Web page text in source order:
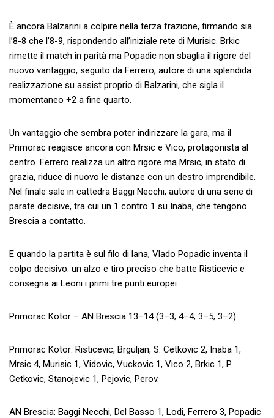
È ancora Balzarini a colpire nella terza frazione, firmando sia
l’8-8 che l’8-9, rispondendo all’iniziale rete di Murisic. Brkic
rimette il match in parità ma Popadic non sbaglia il rigore del
nuovo vantaggio, seguito da Ferrero, autore di una splendida
realizzazione su assist proprio di Balzarini, che sigla il
momentaneo +2 a fine quarto.
Un vantaggio che sembra poter indirizzare la gara, ma il
Primorac reagisce ancora con Mrsic e Vico, protagonista al
centro. Ferrero realizza un altro rigore ma Mrsic, in stato di
grazia, riduce di nuovo le distanze con un destro imprendibile.
Nel finale sale in cattedra Baggi Necchi, autore di una serie di
parate decisive, tra cui un 1 contro 1 su Inaba, che tengono
Brescia a contatto.
E quando la partita è sul filo di lana, Vlado Popadic inventa il
colpo decisivo: un alzo e tiro preciso che batte Risticevic e
consegna ai Leoni i primi tre punti europei.
Primorac Kotor – AN Brescia 13–14 (3–3; 4–4; 3–5; 3–2)
Primorac Kotor: Risticevic, Brguljan, S. Cetkovic 2, Inaba 1,
Mrsic 4, Murisic 1, Vidovic, Vuckovic 1, Vico 2, Brkic 1, P.
Cetkovic, Stanojevic 1, Pejovic, Perov.
AN Brescia: Baggi Necchi, Del Basso 1, Lodi, Ferrero 3, Popadic